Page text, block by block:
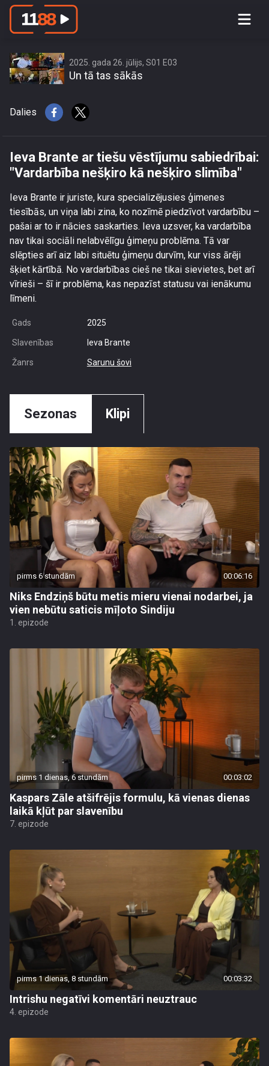
Ieva Brante ar tiešu vēstījumu
2025. gada 26. jūlijs, S01 E03
Un tā tas sākās
Dalies
Ieva Brante ar tiešu vēstījumu sabiedrībai:
"Vardarbība nešķiro kā nešķiro slimība"
Ieva Brante ir juriste, kura specializējusies ģimenes
tiesībās, un viņa labi zina, ko nozīmē piedzīvot vardarbību –
pašai ar to ir nācies saskarties. Ieva uzsver, ka vardarbība
nav tikai sociāli nelabvēlīgu ģimeņu problēma. Tā var
slēpties arī aiz labi situētu ģimeņu durvīm, kur viss ārēji
šķiet kārtībā. No vardarbības cieš ne tikai sievietes, bet arī
vīrieši – šī ir problēma, kas nepazīst statusu vai ienākumu
līmeni.
Gads 2025
Slavenības Ieva Brante
Žanrs Sarunu šovi
Sezonas Klipi
pirms 6 stundām 00:06:16
Niks Endziņš būtu metis mieru vienai nodarbei, ja
vien nebūtu saticis mīļoto Sindiju
1. epizode
pirms 1 dienas, 6 stundām 00:03:02
Kaspars Zāle atšifrējis formulu, kā vienas dienas
laikā kļūt par slavenību
7. epizode
pirms 1 dienas, 8 stundām 00:03:32
Intrishu negatīvi komentāri neuztrauc
4. epizode